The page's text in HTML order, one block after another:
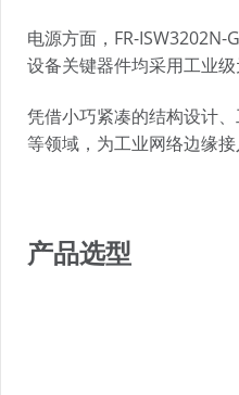
电源方面，FR-ISW3202N-
设备关键器件均采用工业
凭借小巧紧凑的结构设计
等领域，为工业网络边缘
产品选型